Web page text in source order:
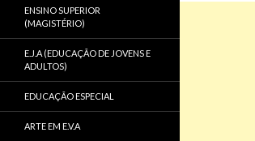
ENSINO SUPERIOR
(MAGISTÉRIO)
E.J.A (EDUCAÇÃO DE JOVENS E
ADULTOS)
EDUCAÇÃO ESPECIAL
ARTE EM E.V.A